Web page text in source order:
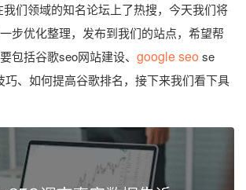
我们领域的知名论坛上了热搜，今天我们将
步优化整理，发布到我们的站点，希望帮
包括谷歌seo网站建设、 google seo se
巧、如何提高谷歌排名，接下来我们看下具